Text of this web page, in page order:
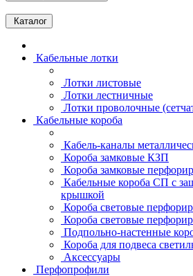
Каталог
Кабельные лотки
Лотки листовые
Лотки лестничные
Лотки проволочные
Кабельные короба
Кабель-каналы
Короба замковые КЗП
Короба замковые
Кабельные короба СП с
крышкой
Короба световые
Короба световые
Подпольно-настенные
Короба для подвеса
Аксессуары
Перфопрофили